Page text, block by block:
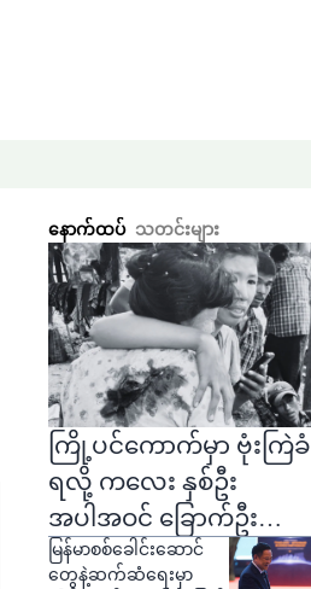
နောက်ထပ် သတင်းများ
ကြို့ပင်ကောက်မှာ ဗုံးကြဲခံ
ရလို့ ကလေး နှစ်ဦး
အပါအဝင် ခြောက်ဦး
ဒဏ်ရာရ
မြန်မာစစ်ခေါင်းဆောင်
တွေနဲ့ဆက်ဆံရေးမှာ